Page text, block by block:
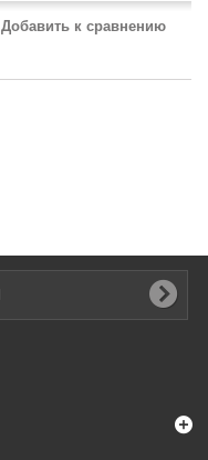
Добавить к сравнению